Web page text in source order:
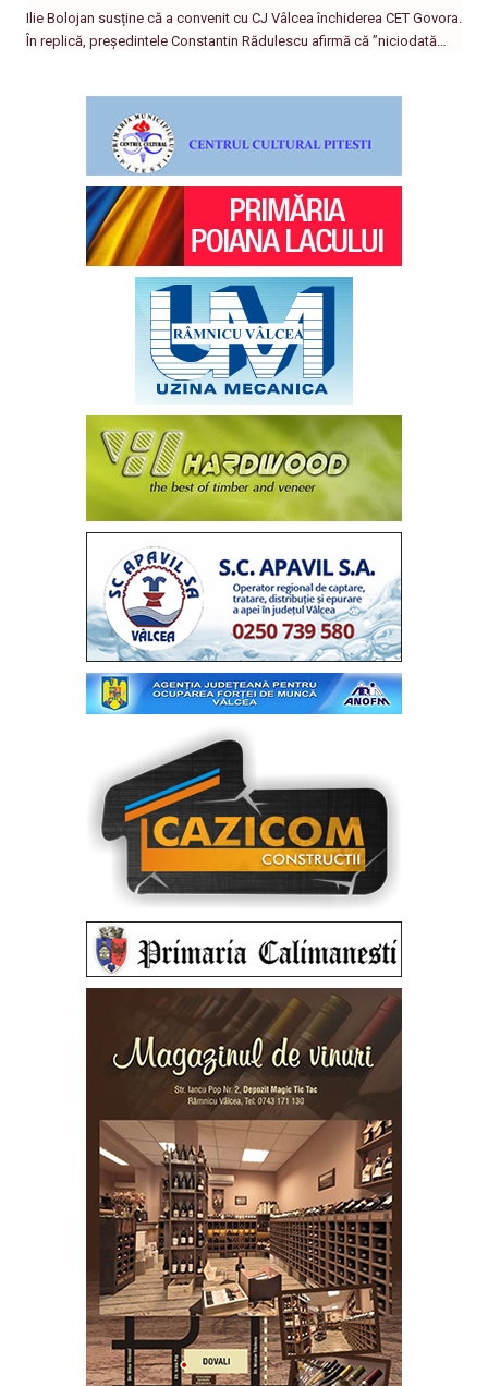
Ilie Bolojan susține că a convenit cu CJ Vâlcea închiderea CET Govora.
În replică, președintele Constantin Rădulescu afirmă că ”niciodată…